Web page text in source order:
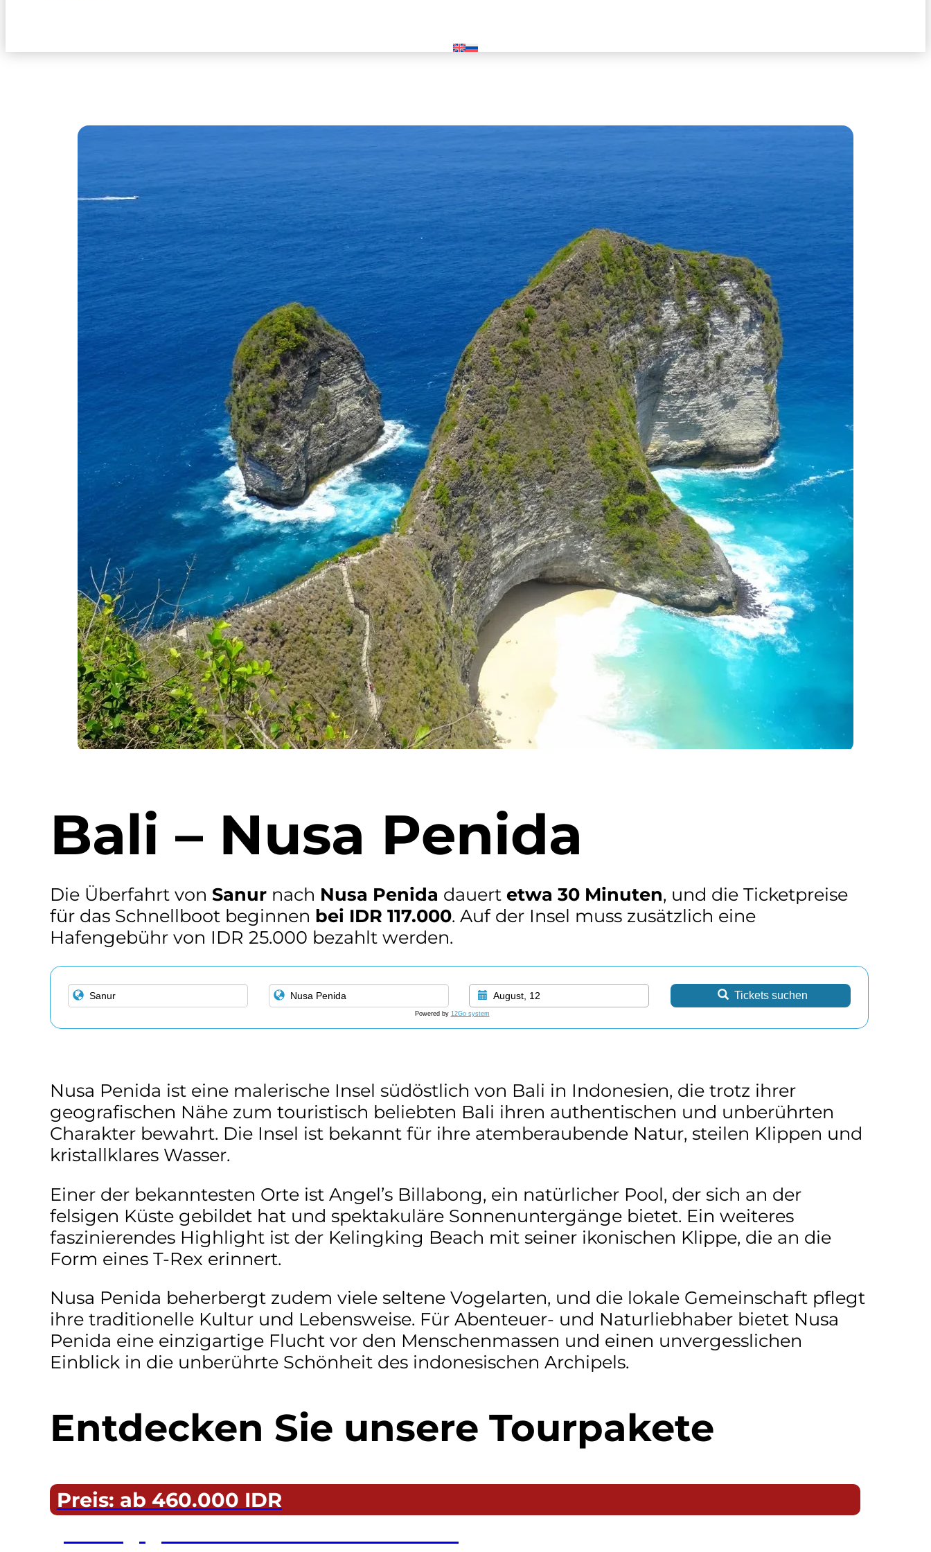
Bali – Nusa Penida
Die Überfahrt von Sanur nach Nusa Penida dauert etwa 30 Minuten, und die Ticketpreise
für das Schnellboot beginnen bei IDR 117.000. Auf der Insel muss zusätzlich eine
Hafengebühr von IDR 25.000 bezahlt werden.
August, 12 Tickets suchen
Powered by 12Go system
Nusa Penida ist eine malerische Insel südöstlich von Bali in Indonesien, die trotz ihrer
geografischen Nähe zum touristisch beliebten Bali ihren authentischen und unberührten
Charakter bewahrt. Die Insel ist bekannt für ihre atemberaubende Natur, steilen Klippen und
kristallklares Wasser.
Einer der bekanntesten Orte ist Angel’s Billabong, ein natürlicher Pool, der sich an der
felsigen Küste gebildet hat und spektakuläre Sonnenuntergänge bietet. Ein weiteres
faszinierendes Highlight ist der Kelingking Beach mit seiner ikonischen Klippe, die an die
Form eines T-Rex erinnert.
Nusa Penida beherbergt zudem viele seltene Vogelarten, und die lokale Gemeinschaft pflegt
ihre traditionelle Kultur und Lebensweise. Für Abenteuer- und Naturliebhaber bietet Nusa
Penida eine einzigartige Flucht vor den Menschenmassen und einen unvergesslichen
Einblick in die unberührte Schönheit des indonesischen Archipels.
Entdecken Sie unsere Tourpakete
Preis: ab 460.000 IDR